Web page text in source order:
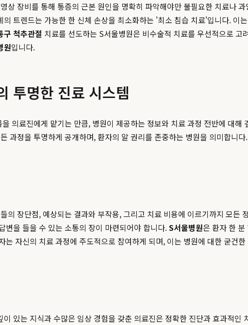
장비를 통해 통증의 근본 원인을 명확히 파악해야만 불필요한 치료나
트렌드는 가능한 한 신체 손상을 최소화하는 '최소 침습 치료'입니다. 이
구 척추관절 치료를 선도하는 S서울병원은 비수술적 치료를 우선적으로 고
원입니다.
투명한 진료 시스템
의료진에게 맡기는 만큼, 병원이 제공하는 정보와 치료 과정 전반에 대해
과정을 투명하게 공개하며, 환자의 알 권리를 존중하는 병원을 의미합니
장단점, 예상되는 결과와 부작용, 그리고 치료 비용에 이르기까지 모든
변을 들을 수 있는 소통의 장이 마련되어야 합니다.S서울병원은 환자 한
자신의 치료 과정에 주도적으로 참여하게 되며, 이는 병원에 대한 굳건
있는 지식과 수많은 임상 경험을 갖춘 의료진은 정확한 진단과 효과적인